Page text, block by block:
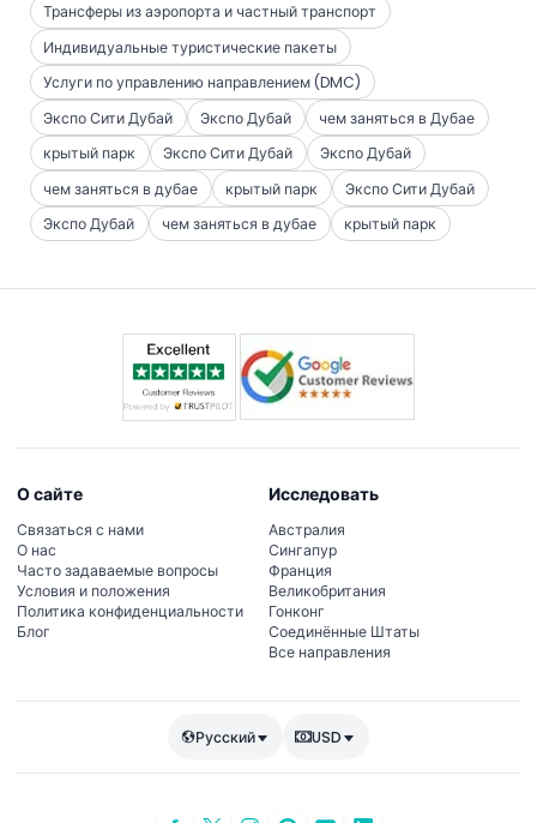
Трансферы из аэропорта и частный транспорт
Индивидуальные туристические пакеты
Услуги по управлению направлением (DMC)
Экспо Сити Дубай
Экспо Дубай
чем заняться в Дубае
крытый парк
Экспо Сити Дубай
Экспо Дубай
чем заняться в дубае
крытый парк
Экспо Сити Дубай
Экспо Дубай
чем заняться в дубае крытый парк
О сайте
Связаться с нами
О нас
Часто задаваемые вопросы
Условия и положения
Политика конфиденциальности
Блог
Исследовать
Австралия
Сингапур
Франция
Великобритания
Гонконг
Соединённые Штаты
Все направления
Русский USD